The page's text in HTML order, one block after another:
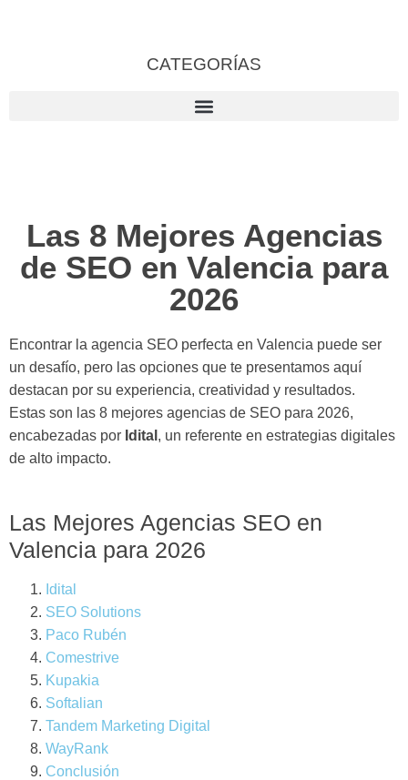
Las 8 Mejores Agencias
de SEO en Valencia para
2026
Encontrar la agencia SEO perfecta en Valencia puede ser
un desafío, pero las opciones que te presentamos aquí
destacan por su experiencia, creatividad y resultados.
Estas son las 8 mejores agencias de SEO para 2026,
encabezadas por Idital , un referente en estrategias digitales
de alto impacto.
Las Mejores Agencias SEO en
Valencia para 2026
Idital
SEO Solutions
Paco Rubén
Comestrive
Kupakia
Softalian
Tandem Marketing Digital
WayRank
Conclusión
CATEGORÍAS